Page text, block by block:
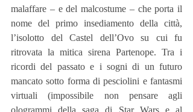
malaffare – e del malcostume – che porta il
nome del primo insediamento della città,
l’isolotto del Castel dell’Ovo su cui fu
ritrovata la mitica sirena Partenope. Tra i
ricordi del passato e i sogni di un futuro
mancato sotto forma di pesciolini e fantasmi
virtuali (impossibile non pensare agli
ologrammi della saga di Star Wars e al